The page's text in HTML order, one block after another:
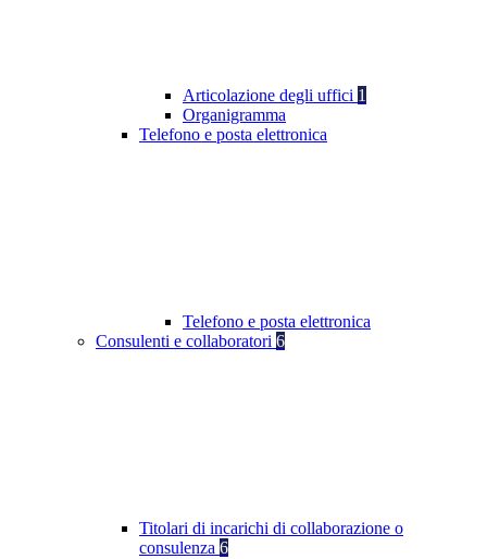
Articolazione degli uffici 1
Organigramma
Telefono e posta elettronica
Telefono e posta elettronica
Consulenti e collaboratori 6
Titolari di incarichi di collaborazione o
consulenza 6